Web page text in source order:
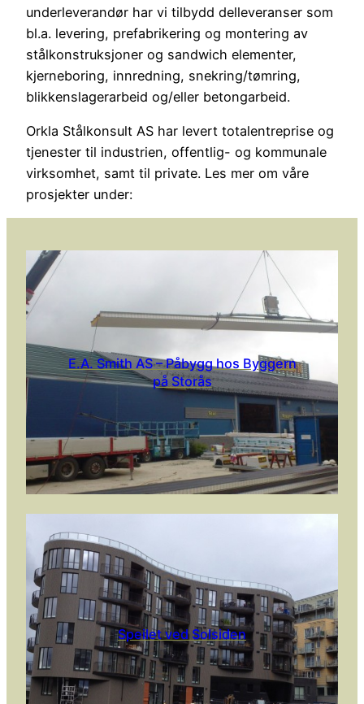
underleverandør har vi tilbydd delleveranser som
bl.a. levering, prefabrikering og montering av
stålkonstruksjoner og sandwich elementer,
kjerneboring, innredning, snekring/tømring,
blikkenslagerarbeid og/eller betongarbeid.
Orkla Stålkonsult AS har levert totalentreprise og
tjenester til industrien, offentlig- og kommunale
virksomhet, samt til private. Les mer om våre
prosjekter under:
E.A. Smith AS – Påbygg hos Byggern
på Storås
Speilet ved Solsiden